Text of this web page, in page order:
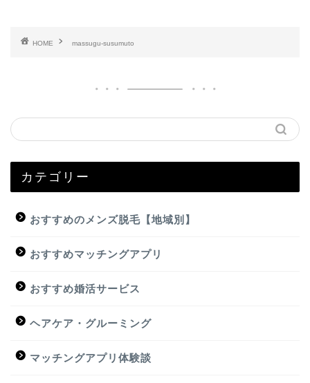
HOME massugu-susumuto
カテゴリー
おすすめのメンズ脱毛【地域別】
おすすめマッチングアプリ
おすすめ婚活サービス
ヘアケア・グルーミング
マッチングアプリ体験談